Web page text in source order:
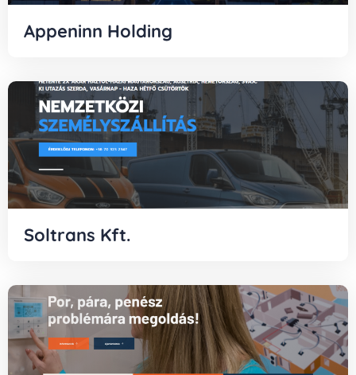
Appeninn Holding
Soltrans Kft.